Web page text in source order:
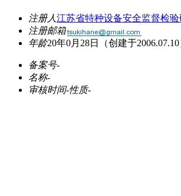
注册人江苏省特种设备安全监督检验
注册邮箱
年龄20年0月28日 （创建于2006.07.10
备案号-
名称-
审核时间-性质-